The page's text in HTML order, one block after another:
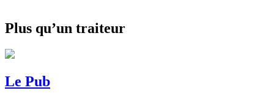
Plus qu’un traiteur
Le Pub